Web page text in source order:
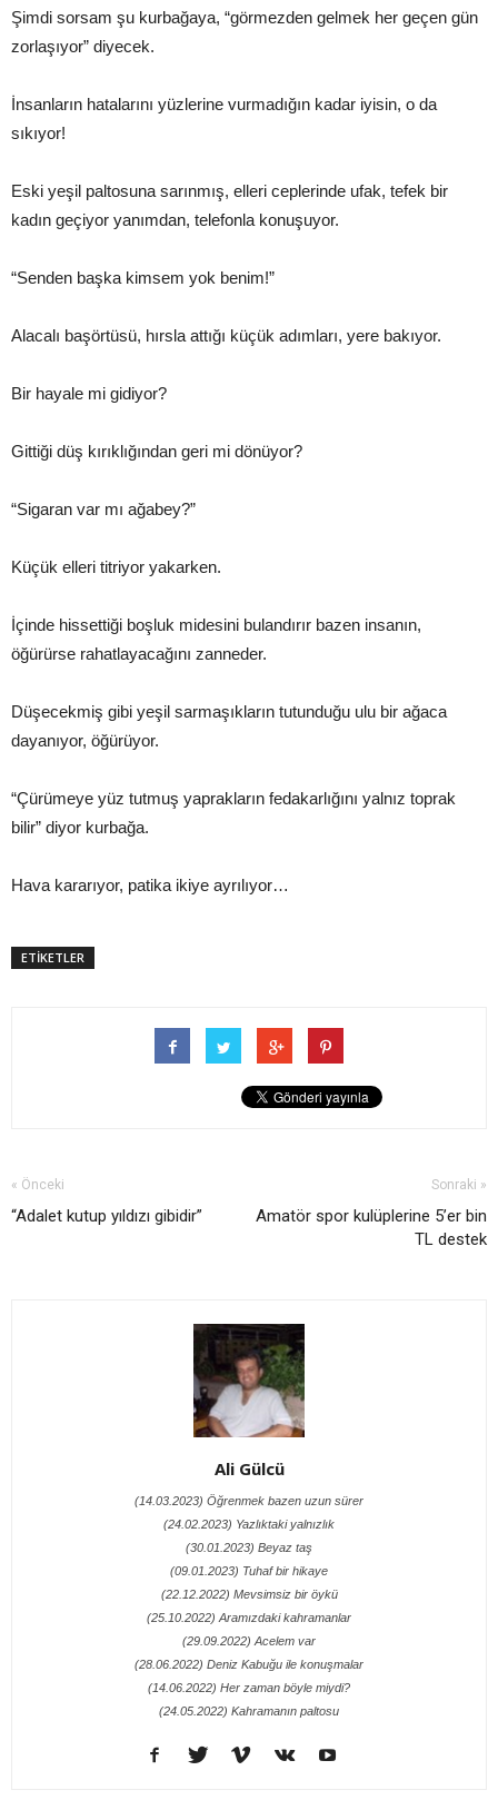
Şimdi sorsam şu kurbağaya, “görmezden gelmek her geçen gün
zorlaşıyor” diyecek.
İnsanların hatalarını yüzlerine vurmadığın kadar iyisin, o da
sıkıyor!
Eski yeşil paltosuna sarınmış, elleri ceplerinde ufak, tefek bir
kadın geçiyor yanımdan, telefonla konuşuyor.
“Senden başka kimsem yok benim!”
Alacalı başörtüsü, hırsla attığı küçük adımları, yere bakıyor.
Bir hayale mi gidiyor?
Gittiği düş kırıklığından geri mi dönüyor?
“Sigaran var mı ağabey?”
Küçük elleri titriyor yakarken.
İçinde hissettiği boşluk midesini bulandırır bazen insanın,
öğürürse rahatlayacağını zanneder.
Düşecekmiş gibi yeşil sarmaşıkların tutunduğu ulu bir ağaca
dayanıyor, öğürüyor.
“Çürümeye yüz tutmuş yaprakların fedakarlığını yalnız toprak
bilir” diyor kurbağa.
Hava kararıyor, patika ikiye ayrılıyor…
ETİKETLER
« Önceki
“Adalet kutup yıldızı gibidir”
Sonraki »
Amatör spor kulüplerine 5’er bin
TL destek
Ali Gülcü
(14.03.2023) Öğrenmek bazen uzun sürer
(24.02.2023) Yazlıktaki yalnızlık
(30.01.2023) Beyaz taş
(09.01.2023) Tuhaf bir hikaye
(22.12.2022) Mevsimsiz bir öykü
(25.10.2022) Aramızdaki kahramanlar
(29.09.2022) Acelem var
(28.06.2022) Deniz Kabuğu ile konuşmalar
(14.06.2022) Her zaman böyle miydi?
(24.05.2022) Kahramanın paltosu